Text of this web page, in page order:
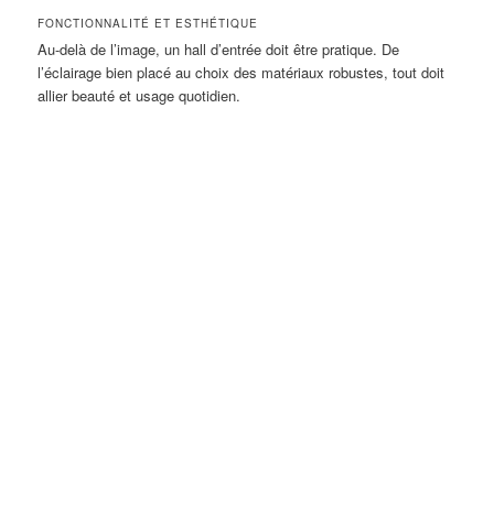
FONCTIONNALITÉ ET ESTHÉTIQUE
Au-delà de l’image, un hall d’entrée doit être pratique. De
l’éclairage bien placé au choix des matériaux robustes, tout doit
allier beauté et usage quotidien.